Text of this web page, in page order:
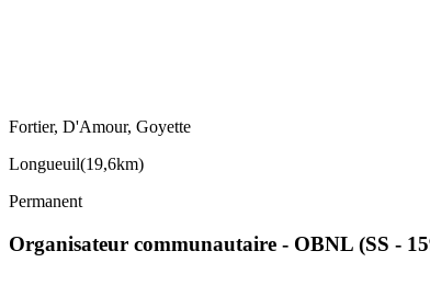
Fortier, D'Amour, Goyette
Longueuil(19,6km)
Permanent
Organisateur communautaire - OBNL (SS -